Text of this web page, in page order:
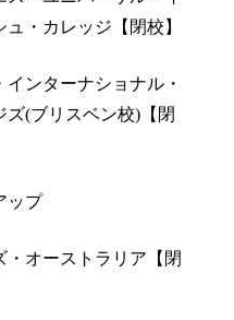
ュ・カレッジ【閉校】
インターナショナル・
ズ(ブリスベン校)【閉
ップ
・オーストラリア【閉